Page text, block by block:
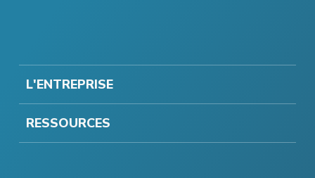
L'ENTREPRISE
RESSOURCES